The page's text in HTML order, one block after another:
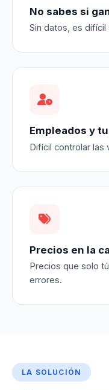
No sabes si
Sin datos, es difícil
Empleados y
Difícil controlar las
Precios en la
Precios que solo
errores.
LA SOLUCIÓN